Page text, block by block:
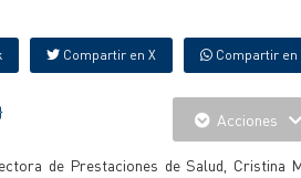
Compartir en X Compartir en
Acciones
de Prestaciones de Salud, Cristina